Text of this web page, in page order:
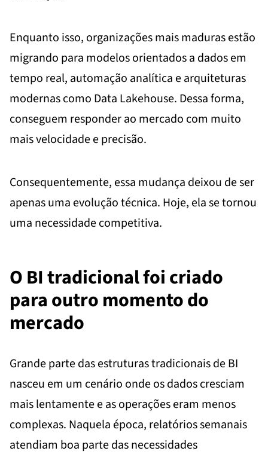
Enquanto isso, organizações mais maduras estão
migrando para modelos orientados a dados em
tempo real, automação analítica e arquiteturas
modernas como Data Lakehouse. Dessa forma,
conseguem responder ao mercado com muito
mais velocidade e precisão.
Consequentemente, essa mudança deixou de ser
apenas uma evolução técnica. Hoje, ela se tornou
uma necessidade competitiva.
O BI tradicional foi criado
para outro momento do
mercado
Grande parte das estruturas tradicionais de BI
nasceu em um cenário onde os dados cresciam
mais lentamente e as operações eram menos
complexas. Naquela época, relatórios semanais
atendiam boa parte das necessidades